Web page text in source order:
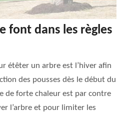
font dans les règles
étêter un arbre est l’hiver afin
des pousses dès le début du
de forte chaleur est par contre
l’arbre et pour limiter les